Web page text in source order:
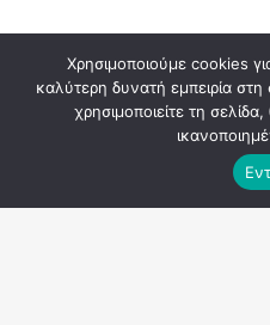
Τηλ. & Fax.:
Τηλ. :
E-Mail :
Χρησιμοποιούμε cookies
καλύτερη δυνατή εμπειρία
χρησιμοποιείτε τη